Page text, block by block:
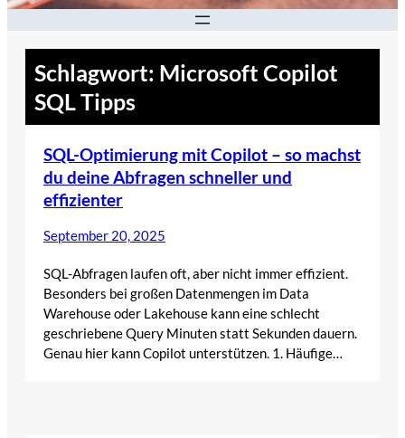
Schlagwort: Microsoft Copilot
SQL Tipps
SQL-Optimierung mit Copilot – so machst
du deine Abfragen schneller und
effizienter
September 20, 2025
SQL-Abfragen laufen oft, aber nicht immer effizient.
Besonders bei großen Datenmengen im Data
Warehouse oder Lakehouse kann eine schlecht
geschriebene Query Minuten statt Sekunden dauern.
Genau hier kann Copilot unterstützen. 1. Häufige…